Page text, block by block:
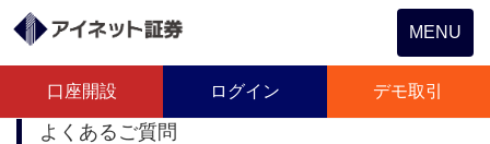
Toggle
navigation
MENU
口座開設 ログイン デモ取引
よくあるご質問